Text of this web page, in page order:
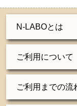
N-LABOとは
ご利用について
ご利用までの流